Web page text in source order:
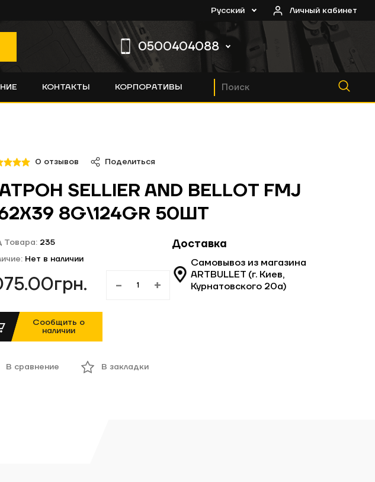
Русский Личный кабинет
0500404088
КОНТАКТЫ КОРПОРАТИВЫ
0 отзывов Поделиться
SELLIER AND BELLOT FMJ
8G\124GR 50ШТ
Товара: 235
Нет в наличии
- +
Доставка
Самовывоз из магазина
ARTBULLET (г. Киев,
Курнатовского 20а)
Сообщить о
наличии
В сравнение В закладки